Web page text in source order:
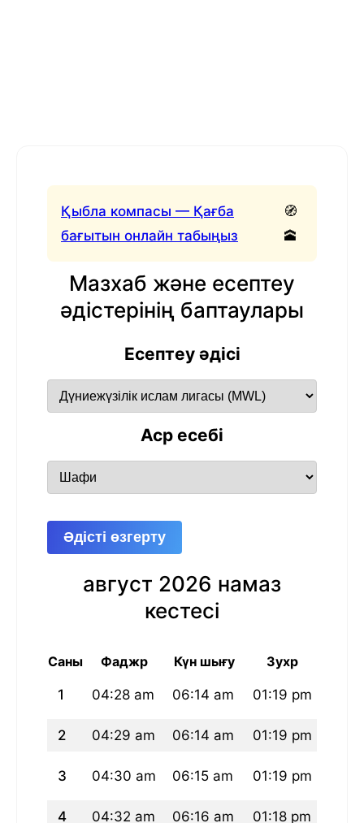
Қыбла компасы — Қағба
бағытын онлайн табыңыз
🧭
🕋
Мазхаб және есептеу
әдістерінің баптаулары
Есептеу әдісі
Аср есебі
Әдісті өзгерту
август 2026 намаз
кестесі
Саны Фаджр Күн шығу Зухр
1 04:28 am 06:14 am 01:19 pm
2 04:29 am 06:14 am 01:19 pm
3 04:30 am 06:15 am 01:19 pm
4 04:32 am 06:16 am 01:18 pm